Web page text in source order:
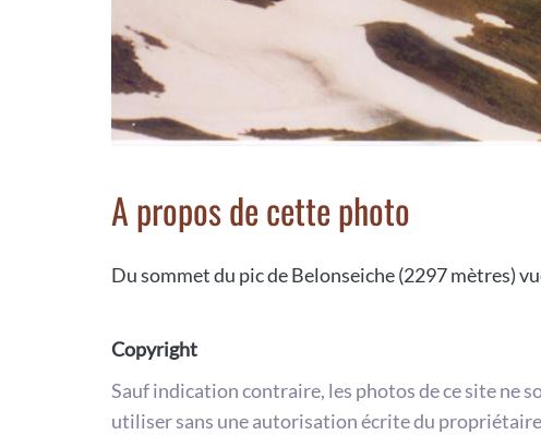
A propos de cette photo
Du sommet du pic de Belonseiche (2297 mètres)
Copyright
Sauf indication contraire, les photos de ce site ne
utiliser sans une autorisation écrite du